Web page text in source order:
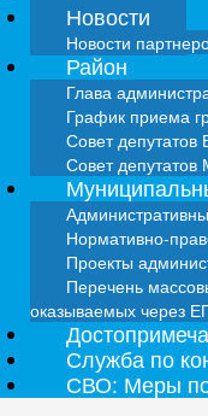
Новости
Новости
Район
Глава
График приема
Совет депутатов
Совет
Нормативно-
Проекты
Перечень
оказываемых через
Служба по
СВО: Меры